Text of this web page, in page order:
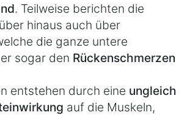
. Teilweise berichten die
hinaus auch über
die ganze untere
sogar den Rückenschmerzen
entstehen durch eine ungleich
auf die Muskeln,